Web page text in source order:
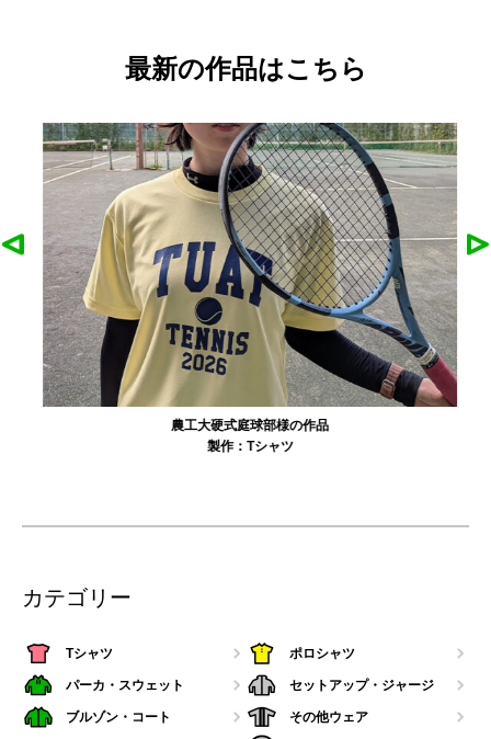
最新の作品はこちら
農工大硬式庭球部様の作品
製作：Tシャツ
カテゴリー
Tシャツ ポロシャツ
パーカ・スウェット セットアップ・ジャージ
ブルゾン・コート その他ウェア